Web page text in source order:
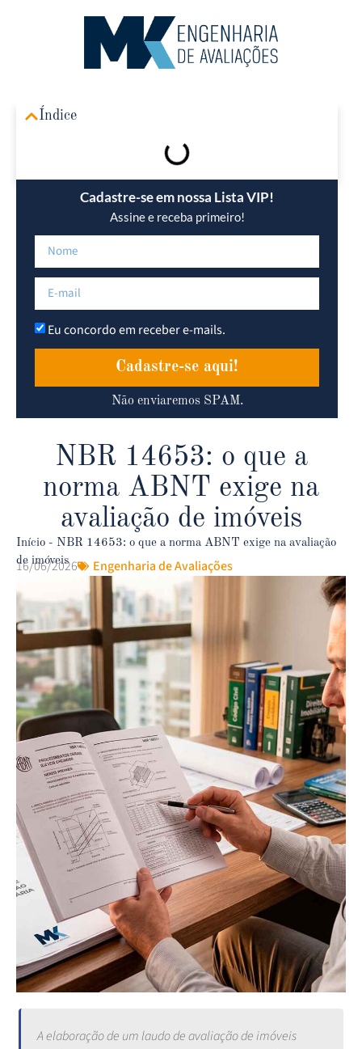
Índice
Cadastre-se em nossa Lista VIP!
Assine e receba primeiro!
Eu concordo em receber e-mails.
Cadastre-se aqui!
Não enviaremos SPAM.
NBR 14653: o que a
norma ABNT exige na
avaliação de imóveis
Início - NBR 14653: o que a norma ABNT exige na avaliação
de imóveis
16/06/2026 Engenharia de Avaliações
A elaboração de um laudo de avaliação de imóveis